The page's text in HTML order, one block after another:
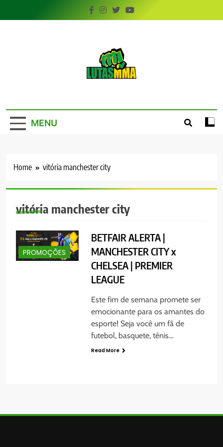
to
MENU
Home vitória manchester city
vitória manchester city
PROMOÇÕES
BETFAIR ALERTA |
MANCHESTER CITY x
CHELSEA | PREMIER
LEAGUE
Este fim de semana promete ser
emocionante para os amantes do
esporte! Seja você um fã de
futebol, basquete, tênis…
Read More